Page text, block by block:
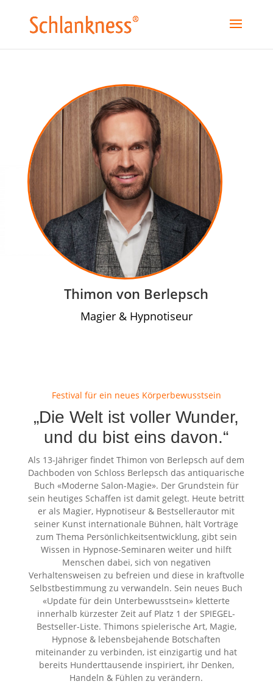
Thimon von Berlepsch
Magier & Hypnotiseur
Festival für ein neues Körperbewusstsein
„Die Welt ist voller Wunder,
und du bist eins davon.“
Als 13-Jähriger findet Thimon von Berlepsch auf dem
Dachboden von Schloss Berlepsch das antiquarische
Buch «Moderne Salon-Magie». Der Grundstein für
sein heutiges Schaffen ist damit gelegt. Heute betritt
er als Magier, Hypnotiseur & Bestsellerautor mit
seiner Kunst internationale Bühnen, hält Vorträge
zum Thema Persönlichkeitsentwicklung, gibt sein
Wissen in Hypnose-Seminaren weiter und hilft
Menschen dabei, sich von negativen
Verhaltensweisen zu befreien und diese in kraftvolle
Selbstbestimmung zu verwandeln. Sein neues Buch
«Update für dein Unterbewusstsein» kletterte
innerhalb kürzester Zeit auf Platz 1 der SPIEGEL-
Bestseller-Liste. Thimons spielerische Art, Magie,
Hypnose & lebensbejahende Botschaften
miteinander zu verbinden, ist einzigartig und hat
bereits Hunderttausende inspiriert, ihr Denken,
Handeln & Fühlen zu verändern.